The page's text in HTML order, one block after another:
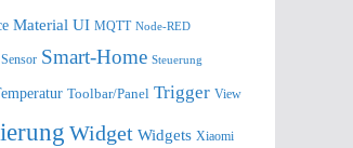
Material UI MQTT Node-RED
Sensor Smart-Home Steuerung
Toolbar/Panel Trigger View
Widget Widgets Xiaomi